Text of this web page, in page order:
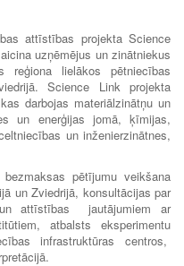
attīstības projekta Science
uzņēmējus un zinātniekus
lielākos pētniecības
Science Link projekta
darbojas materiālzinātņu un
un enerģijas jomā, ķīmijas,
un inženierzinātnes,
pētījumu veikšana
un Zviedrijā, konsultācijas par
attīstības jautājumiem ar
atbalsts eksperimentu
infrastruktūras centros,